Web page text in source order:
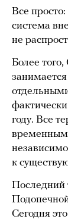
Все
система
не
Более
году. Все
к
Последний
Сегодня